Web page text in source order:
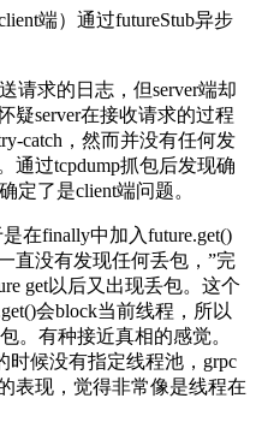
端）通过futureStub异步
请求的日志，但server端却
疑server在接收请求的过程
catch，然而并没有任何发
通过tcpdump抓包后发现确
定了是client端问题。
在finally中加入future.get()
直没有发现任何丢包，”完
get以后又出现丢包。这个
会block当前线程，所以
。有种接近真相的感觉。
时候没有指定线程池，grpc
表现，觉得非常像是线程在